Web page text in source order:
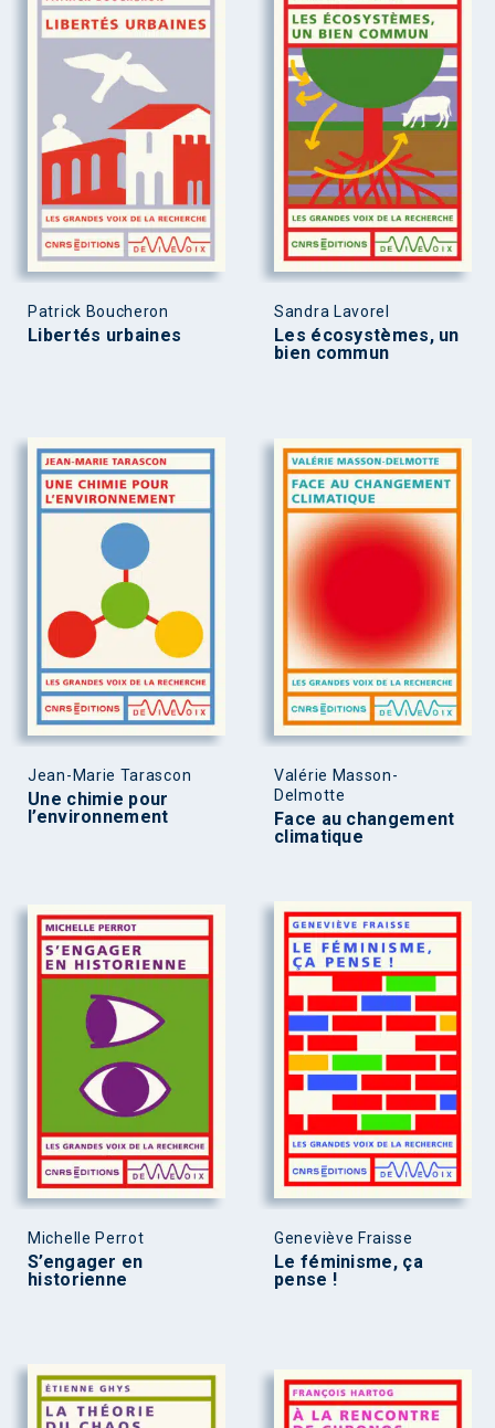
Patrick Boucheron
Libertés urbaines
Sandra Lavorel
Les écosystèmes, un
bien commun
Jean-Marie Tarascon
Une chimie pour
l’environnement
Valérie Masson-
Delmotte
Face au changement
climatique
Michelle Perrot
S’engager en
historienne
Geneviève Fraisse
Le féminisme, ça
pense !